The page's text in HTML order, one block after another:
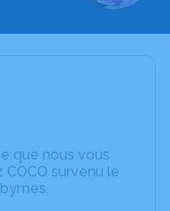
que nous vous
survenu le